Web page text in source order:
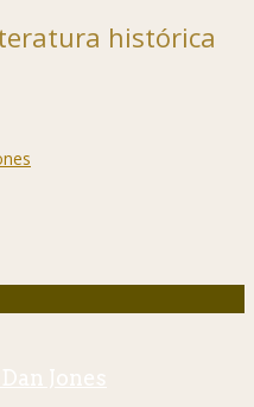
histórica
Jones